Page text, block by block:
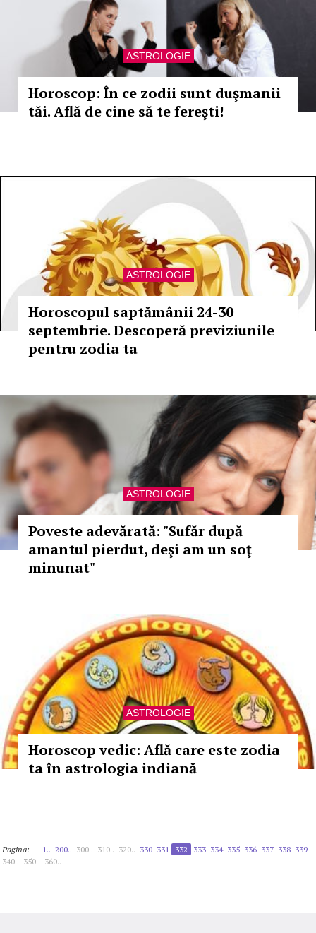
ASTROLOGIE
Horoscop: În ce zodii sunt duşmanii
tăi. Află de cine să te fereşti!
ASTROLOGIE
Horoscopul saptămânii 24-30
septembrie. Descoperă previziunile
pentru zodia ta
ASTROLOGIE
Poveste adevărată: "Sufăr după
amantul pierdut, deşi am un soţ
minunat"
ASTROLOGIE
Horoscop vedic: Află care este zodia
ta în astrologia indiană
Pagina: 1.. 200.. 300.. 310.. 320.. 330 331 332 333 334 335 336 337 338 339
340.. 350.. 360..